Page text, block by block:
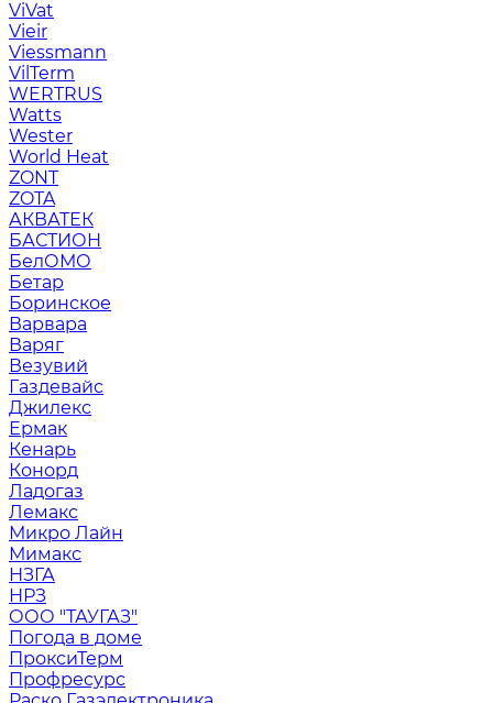
ViVat
Vieir
Viessmann
VilTerm
WERTRUS
Watts
Wester
World Heat
ZONT
ZOTA
АКВАТЕК
БАСТИОН
БелОМО
Бетар
Боринское
Варвара
Варяг
Везувий
Газдевайс
Джилекс
Ермак
Кенарь
Конорд
Ладогаз
Лемакс
Микро Лайн
Мимакс
НЗГА
НРЗ
ООО "ТАУГАЗ"
Погода в доме
ПроксиТерм
Профресурс